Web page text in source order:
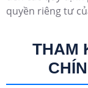
quyền riêng tư
THAM